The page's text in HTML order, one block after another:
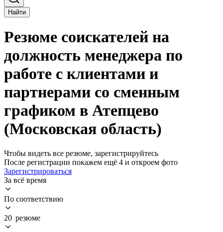
Найти
Резюме соискателей на
должность менеджера по
работе с клиентами и
партнерами со сменным
графиком в Атепцево
(Московская область)
Чтобы видеть все резюме, зарегистрируйтесь
После регистрации покажем ещё 4 и откроем фото
Зарегистрироваться
За всё время
По соответствию
20 резюме